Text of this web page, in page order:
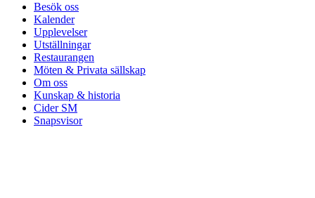
Besök oss
Kalender
Upplevelser
Utställningar
Restaurangen
Möten & Privata sällskap
Om oss
Kunskap & historia
Cider SM
Snapsvisor